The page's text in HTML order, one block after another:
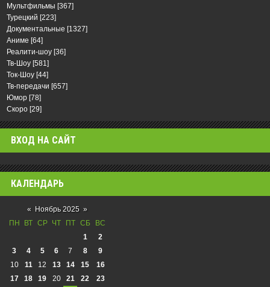
Мультфильмы [367]
Турецкий [223]
Документальные [1327]
Аниме [64]
Реалити-шоу [36]
Тв-Шоу [581]
Ток-Шоу [44]
Тв-передачи [657]
Юмор [78]
Скоро [29]
ВХОД НА САЙТ
КАЛЕНДАРЬ
« Ноябрь 2025 »
ПН
ВТ СР ЧТ ПТ СБ
ВС
1
2
3
4 5 6 7 8
9
10
11 12 13 14 15
16
17
18 19 20 21 22
23